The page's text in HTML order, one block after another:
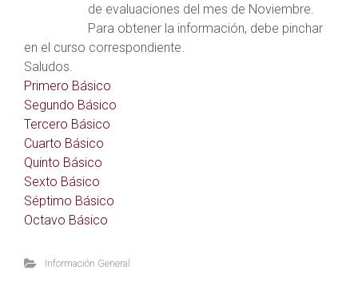
de evaluaciones del mes de Noviembre.
Para obtener la información, debe pinchar
en el curso correspondiente.
Saludos.
Primero Básico
Segundo Básico
Tercero Básico
Cuarto Básico
Quinto Básico
Sexto Básico
Séptimo Básico
Octavo Básico
Información General